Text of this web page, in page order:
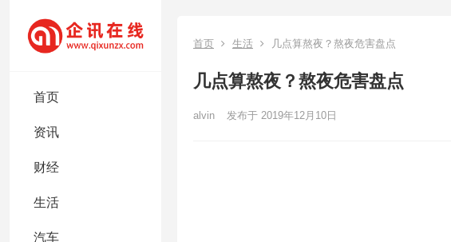
首页
资讯
财经
生活
汽车
首页 生活 几点算熬夜？熬夜危害盘点
几点算熬夜？熬夜危害盘点
alvin 发布于 2019年12月10日